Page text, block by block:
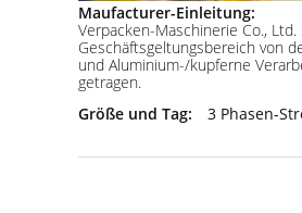
Maufacturer-Einleitung:
Verpacken-Maschinerie Co.,
Geschäftsgeltungsbereich von
und Aluminium-/kupferne
getragen.
Größe und Tag:
3 Phasen-